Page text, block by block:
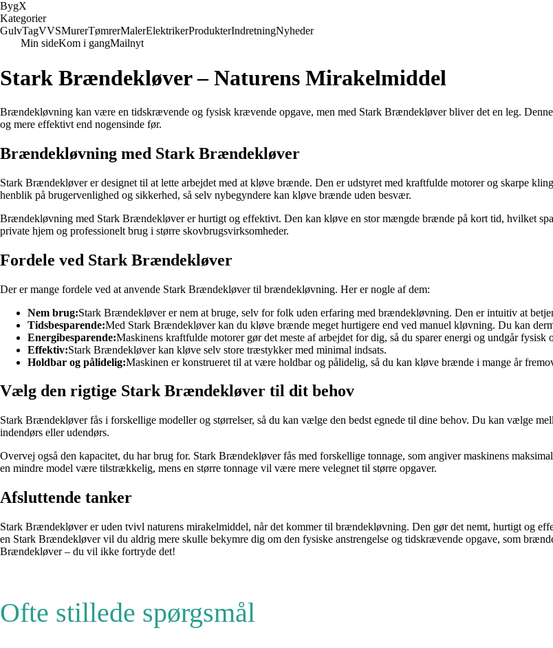
BygX
Kategorier
GulvTagVVSMurerTømrerMalerElektrikerProdukterIndretningNyheder
Min sideKom i gangMailnyt
Stark Brændekløver – Naturens Mirakelmiddel
Brændekløvning kan være en tidskrævende og fysisk krævende opgave, men med Stark Brændekløver bliver det en leg.
og mere effektivt end nogensinde før.
Brændekløvning med Stark Brændekløver
Stark Brændekløver er designet til at lette arbejdet med at kløve brænde. Den er udstyret med kraftfulde motorer og skarpe
henblik på brugervenlighed og sikkerhed, så selv nybegyndere kan kløve brænde uden besvær.
Brændekløvning med Stark Brændekløver er hurtigt og effektivt. Den kan kløve en stor mængde brænde på kort tid, hvilket
private hjem og professionelt brug i større skovbrugsvirksomheder.
Fordele ved Stark Brændekløver
Der er mange fordele ved at anvende Stark Brændekløver til brændekløvning. Her er nogle af dem:
Nem brug:Stark Brændekløver er nem at bruge, selv for folk uden erfaring med brændekløvning. Den er intuitiv at
Tidsbesparende:Med Stark Brændekløver kan du kløve brænde meget hurtigere end ved manuel kløvning. Du kan
Energibesparende:Maskinens kraftfulde motorer gør det meste af arbejdet for dig, så du sparer energi og undgår fysisk
Effektiv:Stark Brændekløver kan kløve selv store træstykker med minimal indsats.
Holdbar og pålidelig:Maskinen er konstrueret til at være holdbar og pålidelig, så du kan kløve brænde i mange år
Vælg den rigtige Stark Brændekløver til dit behov
Stark Brændekløver fås i forskellige modeller og størrelser, så du kan vælge den bedst egnede til dine behov. Du kan vælge
indendørs eller udendørs.
Overvej også den kapacitet, du har brug for. Stark Brændekløver fås med forskellige tonnage, som angiver maskinens
en mindre model være tilstrækkelig, mens en større tonnage vil være mere velegnet til større opgaver.
Afsluttende tanker
Stark Brændekløver er uden tvivl naturens mirakelmiddel, når det kommer til brændekløvning. Den gør det nemt, hurtigt og
en Stark Brændekløver vil du aldrig mere skulle bekymre dig om den fysiske anstrengelse og tidskrævende opgave, som
Brændekløver – du vil ikke fortryde det!
Ofte stillede spørgsmål